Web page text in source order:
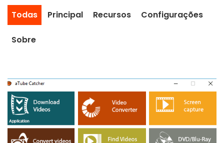
Todas Principal Recursos Configurações
Sobre